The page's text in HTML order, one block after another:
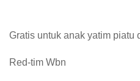
Gratis untuk anak yatim piatu
Red-tim Wbn